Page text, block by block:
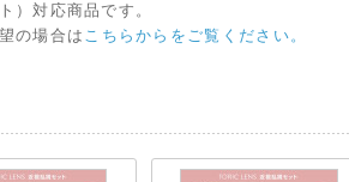
）対応商品です。
の場合はこちらからをご覧ください。